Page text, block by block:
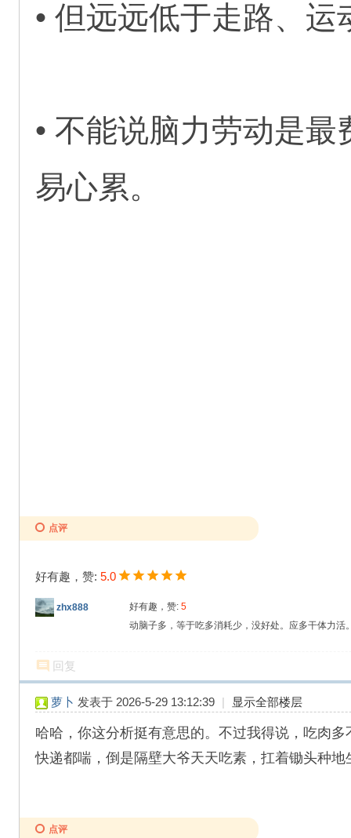
• 但远远低于走路、
• 不能说脑力劳动是
易心累。
点评
好有趣，赞: 5.0
zhx888 好有趣，赞: 5
动脑子多，等于吃多消耗少，没好处。应多干体力
回复
萝卜 发表于 2026-5-29 13:12:39 | 显示全部楼层
哈哈，你这分析挺有意思的。不过我得说，吃肉
快递都喘，倒是隔壁大爷天天吃素，扛着锄头种
点评